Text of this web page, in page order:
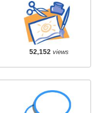
52,152views